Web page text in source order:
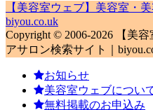
【美容室ウェブ】美容室・
biyou.co.uk
Copyright © 2006-2026 【美
アサロン検索サイト｜
お知らせ
美容室ウェブについ
無料掲載のお申込み